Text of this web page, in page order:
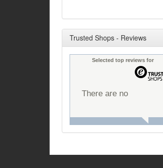
Trusted Shops - Reviews
Selected top reviews for
There are no